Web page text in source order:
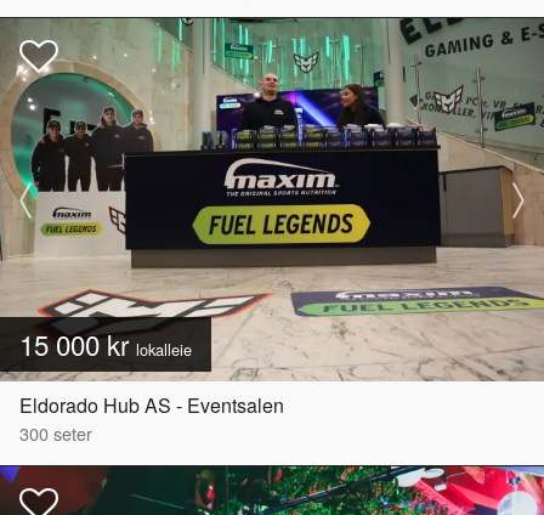
15 000 krlokalleie
Eldorado Hub AS - Eventsalen
300seter